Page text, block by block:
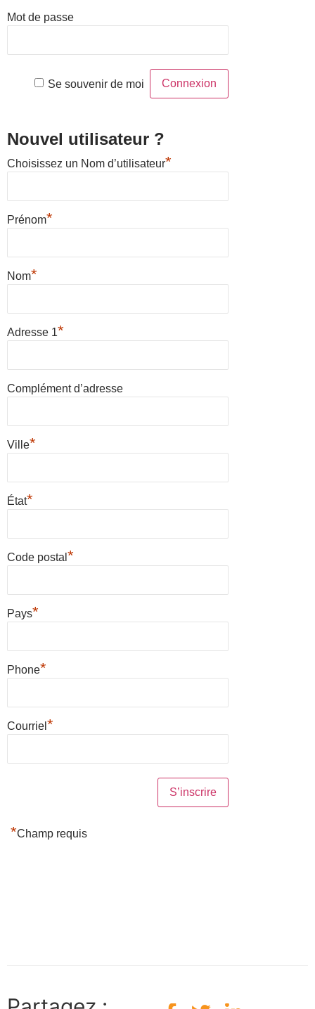
Mot de passe
Se souvenir de moi
Nouvel utilisateur ?
Choisissez un Nom d’utilisateur*
Prénom*
Nom*
Adresse 1*
Complément d’adresse
Ville*
État*
Code postal *
Pays*
Phone*
Courriel *
*Champ requis